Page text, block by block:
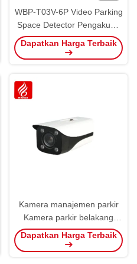
WBP-T03V-6P Video Parking
Space Detector Pengakuan
Simultan dari Beberapa
Tempat Parkir
Dapatkan Harga Terbaik
Kamera manajemen parkir
Kamera parkir belakang
WBP-T03V-RF
Dapatkan Harga Terbaik